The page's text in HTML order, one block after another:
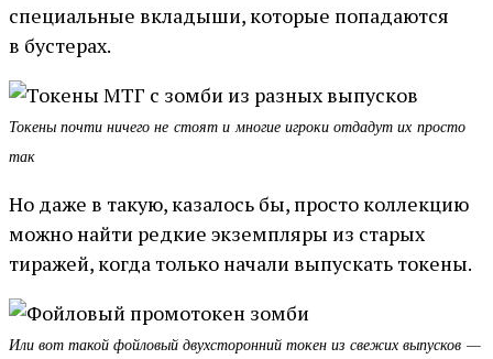
специальные вкладыши, которые попадаются
в бустерах.
Токены почти ничего не стоят и многие игроки отдадут их просто
так
Но даже в такую, казалось бы, просто коллекцию
можно найти редкие экземпляры из старых
тиражей, когда только начали выпускать токены.
Или вот такой фойловый двухсторонний токен из свежих выпусков —